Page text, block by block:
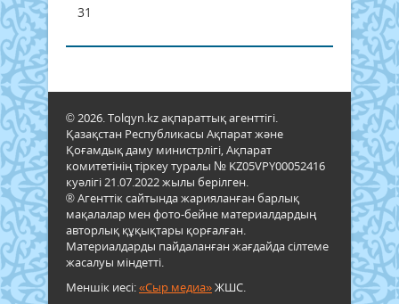
31
© 2026. Tolqyn.kz ақпараттық агенттігі.
Қазақстан Республикасы Ақпарат және
Қоғамдық даму министрлігі, Ақпарат
комитетінің тіркеу туралы № KZ05VPY00052416
куәлігі 21.07.2022 жылы берілген.
® Агенттік сайтында жарияланған барлық
мақалалар мен фото-бейне материалдардың
авторлық құқықтары қорғалған.
Материалдарды пайдаланған жағдайда сілтеме
жасалуы міндетті.
Меншік иесі:«Сыр медиа»ЖШС.